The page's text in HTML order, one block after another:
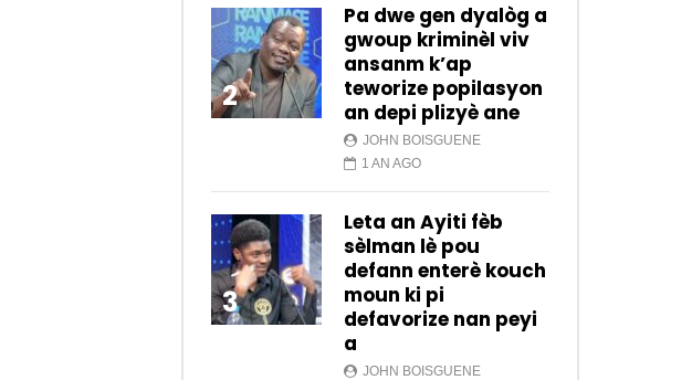
2
Pa dwe gen dyalòg a
gwoup kriminèl viv
ansanm k’ap
teworize popilasyon
an depi plizyè ane
JOHN BOISGUENE
1 AN AGO
3
Leta an Ayiti fèb
sèlman lè pou
defann enterè kouch
moun ki pi
defavorize nan peyi
a
JOHN BOISGUENE